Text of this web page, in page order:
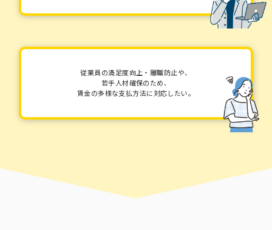
従業員の満足度向上・離職防止や、
若手人材確保のため、
賃金の多様な支払方法に対応したい。